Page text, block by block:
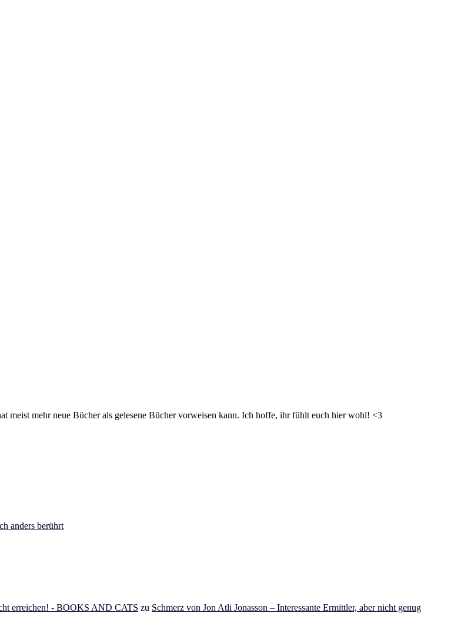
meist mehr neue Bücher als gelesene Bücher vorweisen kann. Ich hoffe, ihr fühlt euch hier wohl! <3
anders berührt
erreichen! - BOOKS AND CATS zu Schmerz von Jon Atli Jonasson – Interessante Ermittler, aber nicht genug